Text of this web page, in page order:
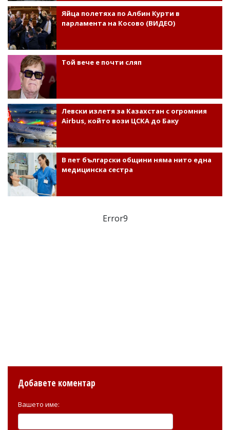
Яйца полетяха по Албин Курти в
парламента на Косово (ВИДЕО)
Той вече е почти сляп
Левски излетя за Казахстан с огромния
Airbus, който вози ЦСКА до Баку
В пет български общини няма нито една
медицинска сестра
Error9
Добавете коментар
Вашето име: